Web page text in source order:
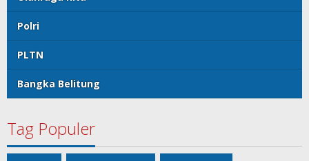
Polri
PLTN
Bangka Belitung
Tag Populer